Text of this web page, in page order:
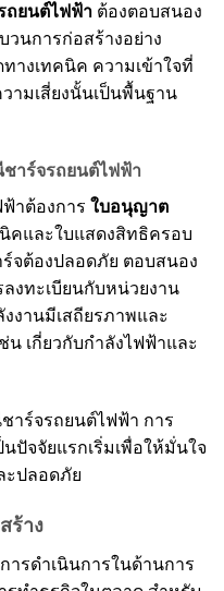
ถยนต์ไฟฟ้า ต้องตอบสนอง
นการก่อสร้างอย่าง
างเทคนิค ความเข้าใจที่
ามเสี่ยงนั้นเป็นพื้นฐาน
าร์จรถยนต์ไฟฟ้า
าต้องการ ใบอนุญาต
คและใบแสดงสิทธิครอบ
จต้องปลอดภัย ตอบสนอง
งทะเบียนกับหน่วยงาน
งานมีเสถียรภาพและ
เกี่ยวกับกำลังไฟฟ้าและ
าร์จรถยนต์ไฟฟ้า การ
ปัจจัยแรกเริ่มเพื่อให้มั่นใจ
ะปลอดภัย
ร้าง
รดำเนินการในด้านการ